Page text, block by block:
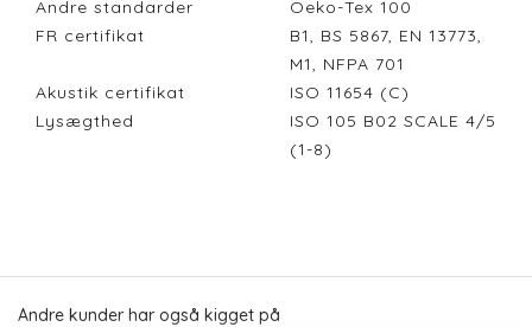
Andre standarder
Oeko-Tex 100
FR certifikat
B1, BS 5867, EN 13773,
M1, NFPA 701
Akustik certifikat
ISO 11654 (C)
Lysægthed
ISO 105 B02 SCALE 4/5
(1-8)
Andre kunder har også kigget på